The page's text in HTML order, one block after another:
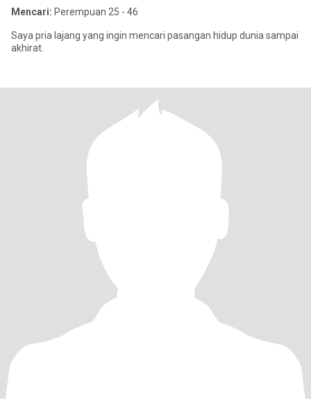
Mencari: Perempuan 25 - 46
Saya pria lajang yang ingin mencari pasangan hidup dunia sampai
akhirat.